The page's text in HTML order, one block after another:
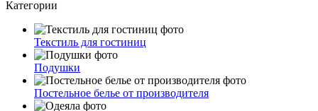
Категории
Текстиль для гостиниц
Подушки
Постельное белье от производителя